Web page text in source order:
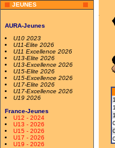
JEUNES
AURA-Jeunes
U10 2023
U11-Elite 2026
U11 Excellence 2026
U13-Elite 2026
U13-Excellence 2026
U15-Elite 2026
U15-Excellence 2026
U17-Elite 2026
U17-Excellence 2026
U19 2026
France-Jeunes
U12 - 2024
U13 - 2026
U15 - 2026
U17 - 2026
U19 - 2026